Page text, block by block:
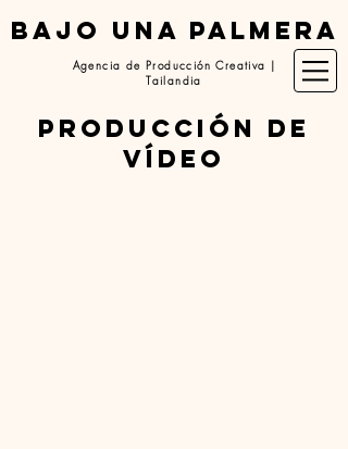
BAJO UNA PALMERA
Agencia de Producción Creativa |
Tailandia
producción de
vídeo